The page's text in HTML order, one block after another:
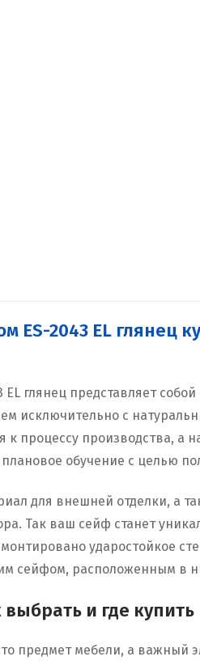
ES-2043 EL
EL глянец представляет
исключительно с
к процессу производства,
обучение с целью
для внешней отделки, а
Так ваш сейф станет
ударостойкое
сейфом, расположенным в
и где купить
предмет мебели, а важный